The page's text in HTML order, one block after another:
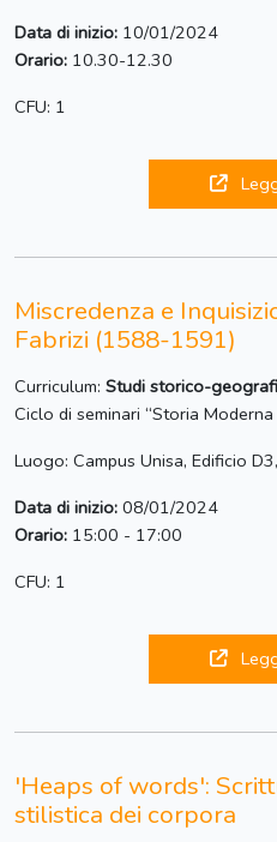
Data di inizio: 10/01/2024
Orario: 10.30-12.30
CFU: 1
Miscredenza e
Fabrizi (1588-1591)
Curriculum: Studi storico-
Ciclo di seminari “Storia
Luogo: Campus Unisa, Edificio
Data di inizio: 08/01/2024
Orario: 15:00 - 17:00
CFU: 1
'Heaps of words':
stilistica dei corpora